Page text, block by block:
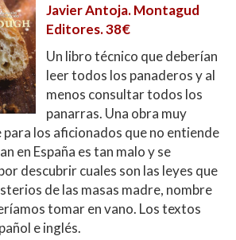
Javier Antoja. Montagud
Editores. 38€
Un libro técnico que deberían
leer todos los panaderos y al
menos consultar todos los
panarras. Una obra muy
los aficionados que no entiende
en España es tan malo y se
descubrir cuales son las leyes que
de las masas madre, nombre
tomar en vano. Los textos
e inglés.